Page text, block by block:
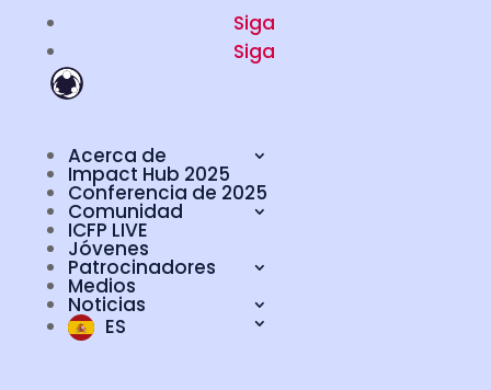
Siga
Siga
Acerca de
Impact Hub 2025
Conferencia de 2025
Comunidad
ICFP LIVE
Jóvenes
Patrocinadores
Medios
Noticias
ES